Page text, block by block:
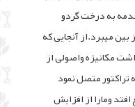
به درخت گردو
بین میبرد.از آنجایی که
مکانیزه واصولی از
تراکتور متصل نمود
ومارا از افزایش